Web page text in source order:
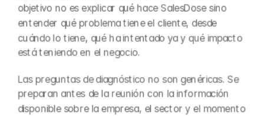
objetivo no es explicar qué hace SalesDose sino
entender qué problema tiene el cliente, desde
cuándo lo tiene, qué ha intentado ya y qué impacto
está teniendo en el negocio.
Las preguntas de diagnóstico no son genéricas. Se
preparan antes de la reunión con la información
disponible sobre la empresa, el sector y el momento